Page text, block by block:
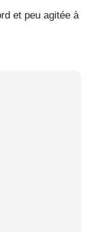
et peu agitée à